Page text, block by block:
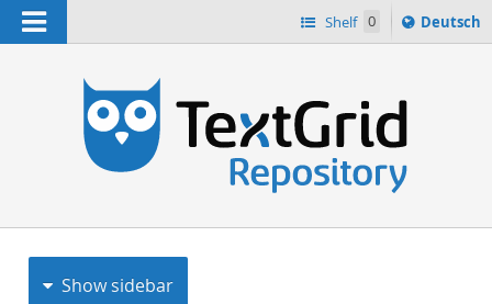
Navigation Shelf 0
Sprache
ï¿½ndern
Deutsch
Show sidebar